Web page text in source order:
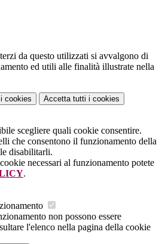
da questo utilizzati si avvalgono di
ed utili alle finalità illustrate nella
i cookies Accetta tutti i cookies
scegliere quali cookie consentire.
che consentono il funzionamento della
disabilitarli.
necessari al funzionamento potete
.
non possono essere
l'elenco nella pagina della cookie